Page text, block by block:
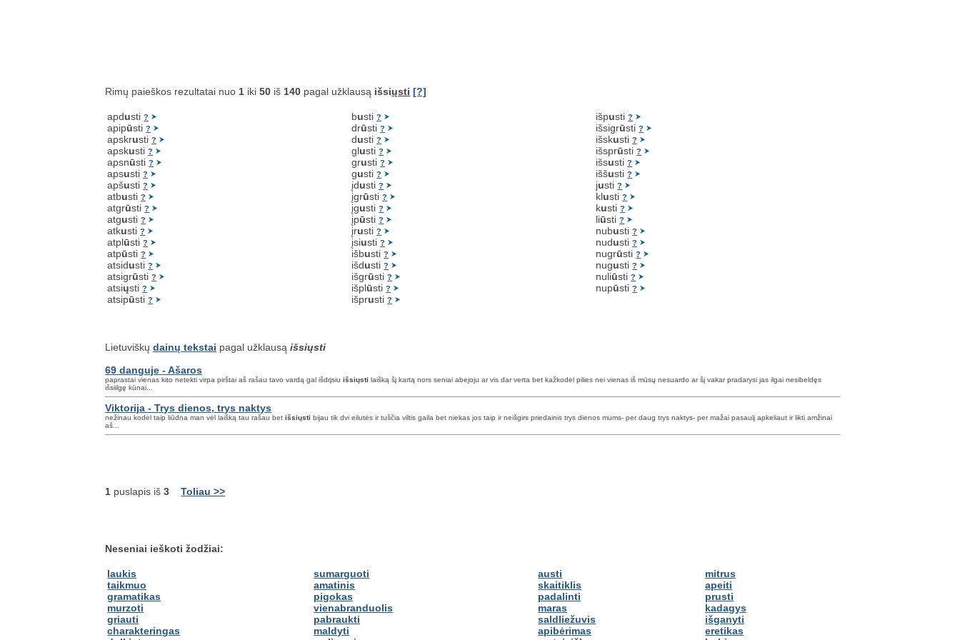
Rimų paieškos rezultatai nuo 1 iki50 iš 140 pagal užklausą išsiųsti [?]
apdusti?
apipūsti?
apskrusti?
apskusti?
apsnūsti?
apsusti?
apšusti?
atbusti?
atgrūsti?
atgusti?
atkusti?
atplūsti?
atpūsti?
atsidusti?
atsigrūsti?
atsiųsti?
atsipūsti?
busti?
drūsti?
dusti?
glusti?
grusti?
gusti?
įdusti?
įgrūsti?
įgusti?
įpūsti?
įrusti?
įsiusti?
išbusti?
išdusti?
išgrūsti?
išplūsti?
išprusti?
išpusti?
išsigrūsti?
išskusti?
išsprūsti?
išsusti?
iššusti?
justi?
klusti?
kusti?
liūsti?
nubusti?
nudusti?
nugrūsti?
nugusti?
nuliūsti?
nupūsti?
Lietuviškųdainų tekstai pagal užklausąišsiųsti
69 danguje - Ašaros
paprastai vienas kito netekti virpa pirštai aš rašau tavo vardą gal išdrįsiuišsiųsti laišką šį kartą nors seniai abejoju ar vis dar verta bet kažkodėl pilies nei vienas iš mūsų nesuardo ar šį vakar pradarysi jas ilgai nesibeldęs
išsiilgę kūnai...
Viktorija - Trys dienos, trys naktys
nežinau kodėl taip liūdna man vėl laišką tau rašau betišsiųsti bijau tik dvi eilutės ir tuščia viltis gaila bet niekas jos taip ir neišgirs priedainis trys dienos mums- per daug trys naktys- per mažai pasaulį apkeliaut ir likti amžinai
aš...
1 puslapis iš3 Toliau >>
Neseniai ieškoti žodžiai:
laukis
taikmuo
gramatikas
murzoti
griauti
charakteringas
sumarguoti
amatinis
pigokas
vienabranduolis
pabraukti
maldyti
austi
skaitiklis
padalinti
maras
saldliežuvis
apibėrimas
mitrus
apeiti
prusti
kadagys
išganyti
eretikas